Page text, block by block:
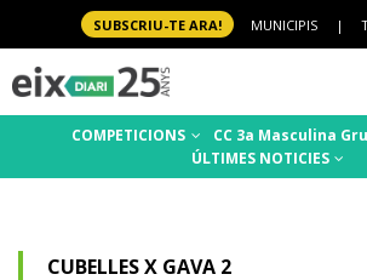
SUBSCRIU-TE ARA! MUNICIPIS |
COMPETICIONS
CC 3a Masculina
ÚLTIMES NOTICIES
CUBELLES X GAVA 2